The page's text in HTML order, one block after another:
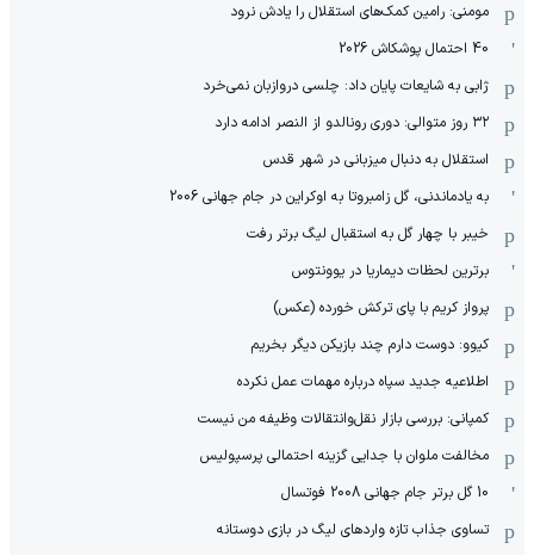
مومنی: رامین کمک‌های استقلال را یادش نرود
40 احتمال پوشکاش 2026
ژابی به شایعات پایان داد: چلسی دروازبان نمی‌خرد
۳۲ روز متوالی: دوری رونالدو از النصر ادامه دارد
استقلال به دنبال میزبانی در شهر قدس
به یادماندنی، گل زامبروتا به اوکراین در جام جهانی 2006
خیبر با چهار گل به استقبال لیگ برتر رفت
برترین لحظات دیماریا در یوونتوس
پرواز کریم با پای ترکش خورده (عکس)
کیوو: دوست دارم چند بازیکن دیگر بخریم
اطلاعیه جدید سپاه درباره مهمات عمل نکرده
کمپانی: بررسی بازار نقل‌وانتقالات وظیفه من نیست
مخالفت ملوان با جدایی گزینه احتمالی پرسپولیس
10 گل برتر جام جهانی 2008 فوتسال
تساوی جذاب تازه واردهای لیگ در بازی دوستانه